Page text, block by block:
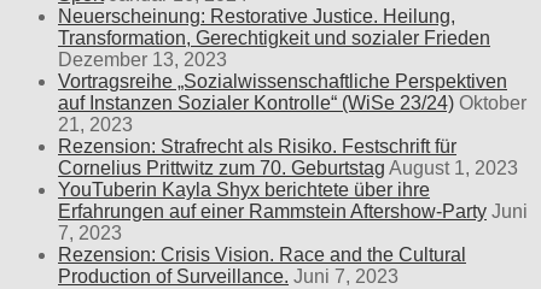
Neuerscheinung: Restorative Justice. Heilung,
Transformation, Gerechtigkeit und sozialer Frieden
Dezember 13, 2023
Vortragsreihe „Sozialwissenschaftliche Perspektiven
auf Instanzen Sozialer Kontrolle“ (WiSe 23/24) Oktober
21, 2023
Rezension: Strafrecht als Risiko. Festschrift für
Cornelius Prittwitz zum 70. Geburtstag August 1, 2023
YouTuberin Kayla Shyx berichtete über ihre
Erfahrungen auf einer Rammstein Aftershow-Party Juni
7, 2023
Rezension: Crisis Vision. Race and the Cultural
Production of Surveillance. Juni 7, 2023